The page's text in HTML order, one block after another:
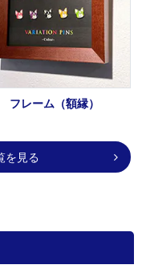
フレーム（額縁）
を見る